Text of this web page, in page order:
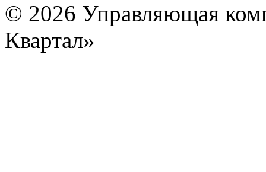
© 2026 Управляющая
Квартал»